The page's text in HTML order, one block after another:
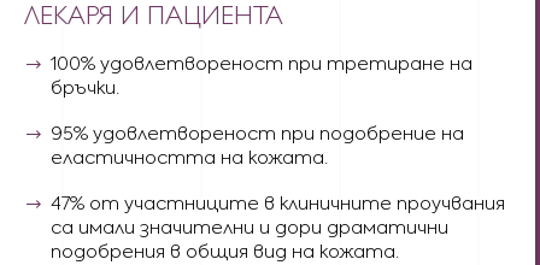
ЛЕКАРЯ И ПАЦИЕНТА
100% удовлетвореност при третиране на
бръчки.
95% удовлетвореност при подобрение на
еластичността на кожата.
47% от участниците в клиничните проучвания
са имали значителни и дори драматични
подобрения в общия вид на кожата.